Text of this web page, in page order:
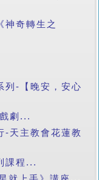
神奇轉生之
列-【晚安，安心
劇...
-天主教會花蓮教
課程...